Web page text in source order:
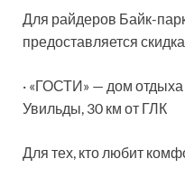
Для райдеров Байк-
предоставляется
· «ГОСТИ» — дом
Увильды, 30 км от ГЛК
Для тех, кто любит